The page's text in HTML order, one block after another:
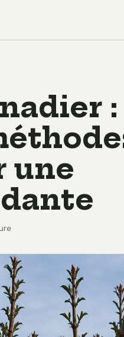
:
une